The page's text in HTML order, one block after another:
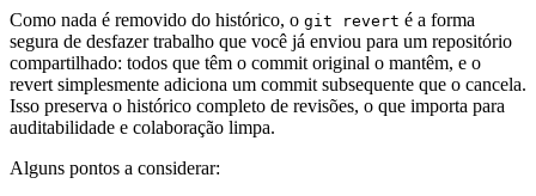
Como nada é removido do histórico, o git revert é a forma
segura de desfazer trabalho que você já enviou para um repositório
compartilhado: todos que têm o commit original o mantêm, e o
revert simplesmente adiciona um commit subsequente que o cancela.
Isso preserva o histórico completo de revisões, o que importa para
auditabilidade e colaboração limpa.
Alguns pontos a considerar: